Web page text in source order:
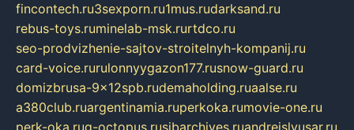
fincontech.ru3sexporn.ru1mus.rudarksand.ru
rebus-toys.ruminelab-msk.rurtdco.ru
seo-prodvizhenie-sajtov-stroitelnyh-kompanij.ru
card-voice.rurulonnyygazon177.rusnow-guard.ru
domizbrusa-9x12spb.rudemaholding.ruaalse.ru
a380club.ruargentinamia.ruperkoka.rumovie-one.ru